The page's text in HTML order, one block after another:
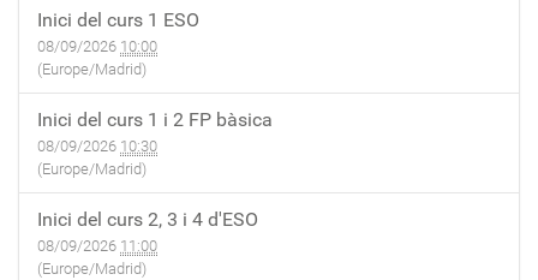
Inici del curs 1 ESO
08/09/2026 10:00
(Europe/Madrid)
Inici del curs 1 i 2 FP bàsica
08/09/2026 10:30
(Europe/Madrid)
Inici del curs 2, 3 i 4 d'ESO
08/09/2026 11:00
(Europe/Madrid)